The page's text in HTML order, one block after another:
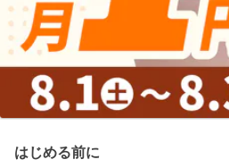
はじめる前に